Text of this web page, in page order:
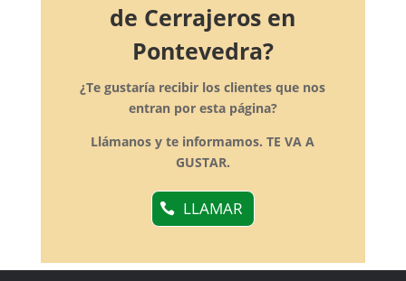
de Cerrajeros en
Pontevedra?
¿Te gustaría recibir los clientes que nos
entran por esta página?
Llámanos y te informamos. TE VA A
GUSTAR.
LLAMAR